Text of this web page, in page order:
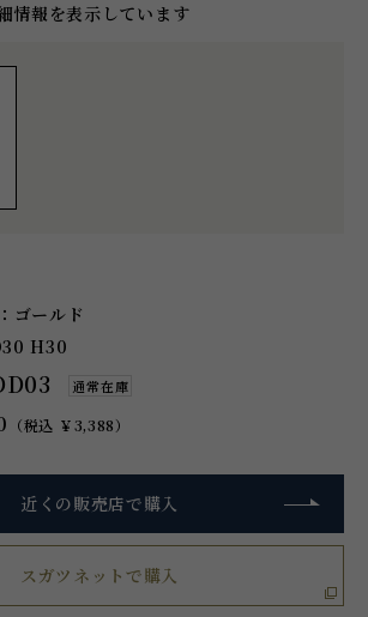
情報を表示しています
ゴールド
H30
通常在庫
（税込 ￥3,388）
近くの販売店で購入
スガツネットで購入